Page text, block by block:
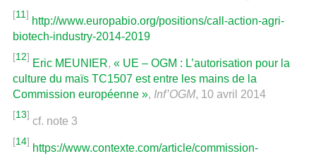
[11]
http://www.europabio.org/positions/call-action-agri-
biotech-industry-2014-2019
[12]
Eric MEUNIER, « UE – OGM : L’autorisation pour la
culture du maïs TC1507 est entre les mains de la
Commission européenne », Inf’OGM, 10 avril 2014
[13]
cf. note 3
[14]
https://www.contexte.com/article/commission-